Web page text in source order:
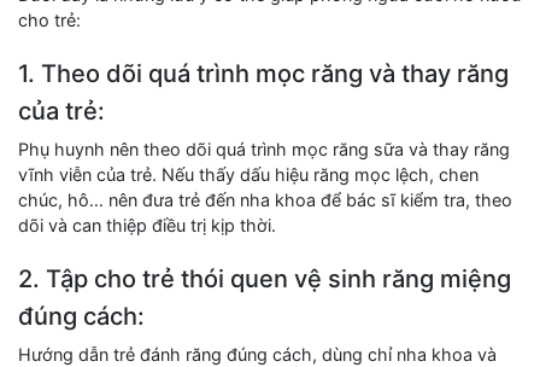
cho trẻ:
1. Theo dõi quá trình mọc răng và thay răng
của trẻ:
Phụ huynh nên theo dõi quá trình mọc răng sữa và thay răng
vĩnh viễn của trẻ. Nếu thấy dấu hiệu răng mọc lệch, chen
chúc, hô… nên đưa trẻ đến nha khoa để bác sĩ kiểm tra, theo
dõi và can thiệp điều trị kịp thời.
2. Tập cho trẻ thói quen vệ sinh răng miệng
đúng cách:
Hướng dẫn trẻ đánh răng đúng cách, dùng chỉ nha khoa và